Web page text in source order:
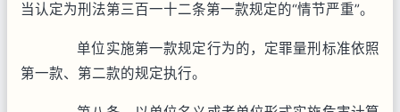
当认定为刑法第三百一十二条第一款规定的“情节严重”。
单位实施第一款规定行为的，定罪量刑标准依照
第一款、第二款的规定执行。